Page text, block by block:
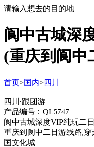
请输入想去的目的地
阆中古城深
(重庆到阆中
首页>国内>四川
四川·跟团游
产品编号：QL5747
阆中古城深度VIP纯玩二
重庆到阆中二日游线路,
国文化城